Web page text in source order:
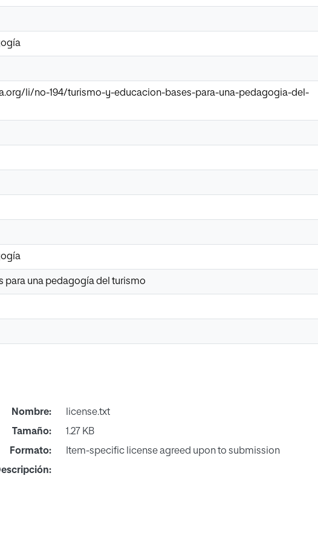
li/no-194/turismo-y-educacion-bases-para-una-pedagogia-del-
para una pedagogía del turismo
Nombre:
license.txt
Tamaño:
1.27 KB
Formato:
Item-specific license agreed upon to submission